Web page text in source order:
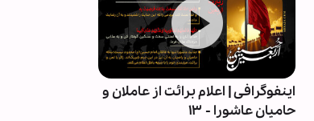
اینفوگرافی | اعلام برائت از عاملان و
حامیان عاشورا - ۱۳